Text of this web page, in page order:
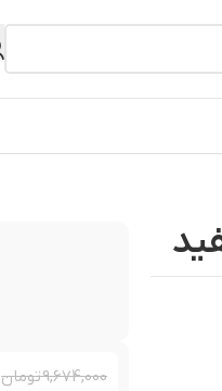
9,674,000تومان